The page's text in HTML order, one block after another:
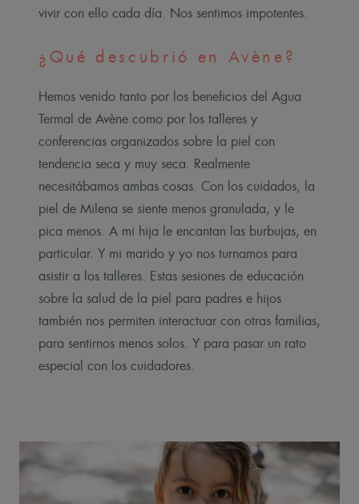
vivir con ello cada día. Nos sentimos impotentes.
¿Qué descubrió en Avène?
Hemos venido tanto por los beneficios del Agua
Termal de Avène como por los talleres y
conferencias organizados sobre la piel con
tendencia seca y muy seca. Realmente
necesitábamos ambas cosas. Con los cuidados, la
piel de Milena se siente menos granulada, y le
pica menos. A mi hija le encantan las burbujas, en
particular. Y mi marido y yo nos turnamos para
asistir a los talleres. Estas sesiones de educación
sobre la salud de la piel para padres e hijos
también nos permiten interactuar con otras familias,
para sentirnos menos solos. Y para pasar un rato
especial con los cuidadores.